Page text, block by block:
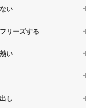
ン】液晶ディスプレイ交換
ン】マザーボード修理
面の割れ・破損
、色がおかしい、チラつく
状が選択肢にない、よく分
い
源ボタンを押しても反応が
源は入るが画面は真っ暗で
状が選択肢にない、よく分
リーズする
い
ソコンから異音がする
没してパソコンが動かない
し